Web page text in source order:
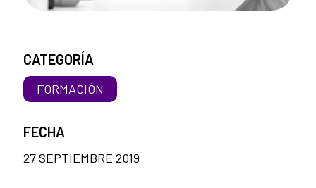
CATEGORÍA
FORMACIÓN
FECHA
27 SEPTIEMBRE 2019